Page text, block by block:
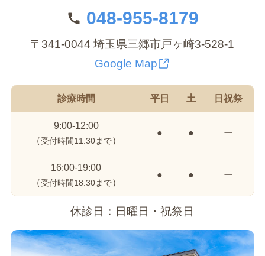
048-955-8179
〒341-0044 埼玉県三郷市戸ヶ崎3-528-1
Google Map
診療時間 平日 土 日祝祭
9:00-12:00
（受付時間11:30まで）
● ● ー
16:00-19:00
（受付時間18:30まで）
● ● ー
休診日：日曜日・祝祭日